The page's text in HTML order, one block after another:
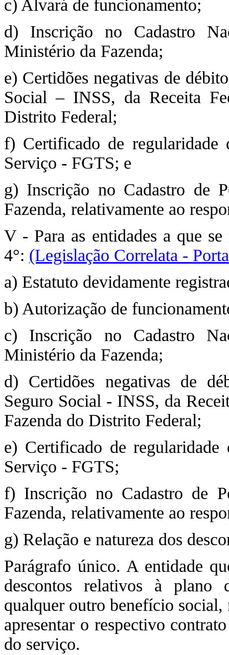
c) Alvará de funcionamento;
d) Inscrição no Cadastro
Ministério da Fazenda;
e) Certidões negativas de
Social – INSS, da Receita
Distrito Federal;
f) Certificado de
Serviço - FGTS; e
g) Inscrição no Cadastro de
Fazenda, relativamente ao
V - Para as entidades a que
4°: (Legislação Correlata -
a) Estatuto devidamente
b) Autorização de
c) Inscrição no Cadastro
Ministério da Fazenda;
d) Certidões negativas de
Seguro Social - INSS, da
Fazenda do Distrito Federal;
e) Certificado de
Serviço - FGTS;
f) Inscrição no Cadastro de
Fazenda, relativamente ao
g) Relação e natureza dos
Parágrafo único. A entidade
descontos relativos à plano
qualquer outro benefício social,
apresentar o respectivo
do serviço.